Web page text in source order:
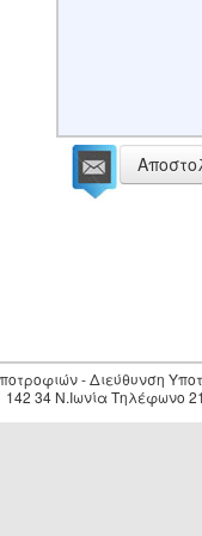
- Διεύθυνση
142 34 Ν.Ιωνία Τηλέφωνο